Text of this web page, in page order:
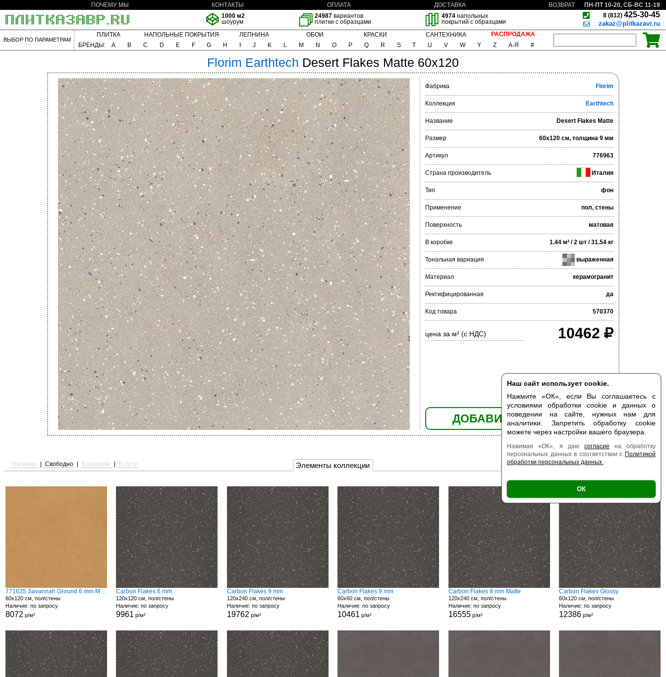
Наш сайт использует cookie.
Нажмите «ОК», если Вы соглашаетесь с
условиями обработки cookie и данных о
поведении на сайте, нужных нам для
аналитики. Запретить обработку cookie
можете через настройки вашего браузера.
Нажимая «ОК», я даю согласие на обработку
персональных данных в соответствии с Политикой
обработки персональных данных .
ОК
ПОЧЕМУ МЫ КОНТАКТЫ ОПЛАТА ДОСТАВКА ВОЗВРАТ
ПН-ПТ 10-20, СБ-ВС 11-19
1000 м2
шоурум
24987 вариантов
плитки с образцами
4974напольных
покрытий с образцами
8 (812) 425-30-45
zakaz@plitkazavr.ru
ВЫБОР ПО ПАРАМЕТРАМ
ПЛИТКА НАПОЛЬНЫЕ ПОКРЫТИЯ ЛЕПНИНА ОБОИ КРАСКИ САНТЕХНИКА
РАСПРОДАЖА
БРЕНДЫ:
A B C D E F G H J K L M N O P Q R S T U V W Y Z А-Я #
Florim Earthtech Desert Flakes Matte 60x120
Фабрика Florim
Коллекция Earthtech
Название Desert Flakes Matte
Размер 60x120 см, толщина 9 мм
Артикул 776963
Страна производитель Италия
Тип фон
Применение пол, стены
Поверхность матовая
В коробке 1.44 м² / 2 шт / 31.54 кг
Тональная вариация выраженная
Материал керамогранит
Ректифицированная да
Код товара 570370
цена за м² (с НДС) 10462
ДОБАВИТЬ В КОРЗИНУ
Элементы коллекции
Наличие Свободно В резерве В пути Есть образец | Поверхность |
771635 Savannah Ground 6 mm Matte
60x120 см, пол/стены
Наличие: по запросу
8072 р/м²
Carbon Flakes 6 mm
120x120 см, пол/стены
Наличие: по запросу
9961 р/м²
Carbon Flakes 9 mm
120x240 см, пол/стены
Наличие: по запросу
19762 р/м²
Carbon Flakes 9 mm
60x60 см, пол/стены
Наличие: по запросу
10461 р/м²
Carbon Flakes 9 mm Matte
120x240 см, пол/стены
Наличие: по запросу
16555р/м²
Carbon Flakes Glossy
60x120 см, пол/стены
Наличие: по запросу
12386 р/м²